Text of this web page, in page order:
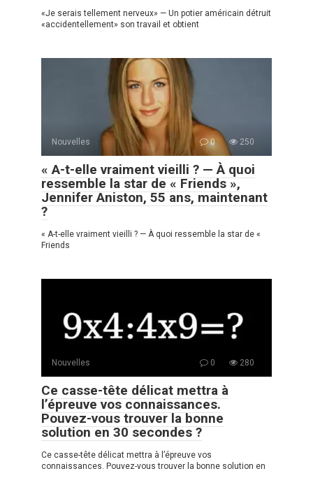
«Je serais tellement nerveux» — Un potier américain détruit
«accidentellement» son travail et obtient
Nouvelles 0 250
« A-t-elle vraiment vieilli ? — À quoi
ressemble la star de « Friends »,
Jennifer Aniston, 55 ans, maintenant
?
« A-t-elle vraiment vieilli ? — À quoi ressemble la star de «
Friends
Nouvelles 0 280
Ce casse-tête délicat mettra à
l’épreuve vos connaissances.
Pouvez-vous trouver la bonne
solution en 30 secondes ?
Ce casse-tête délicat mettra à l’épreuve vos
connaissances. Pouvez-vous trouver la bonne solution en